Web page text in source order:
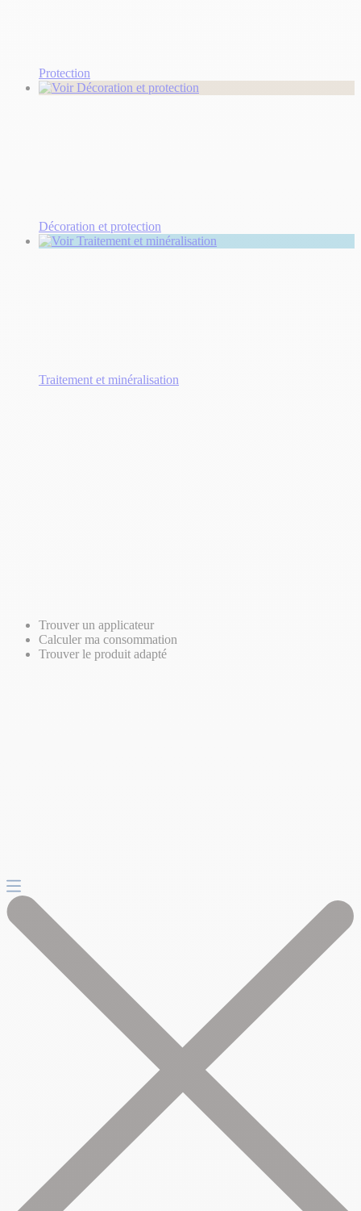
Protection
Décoration et protection
Traitement et minéralisation
Trouver un applicateur
Calculer ma consommation
Trouver le produit adapté